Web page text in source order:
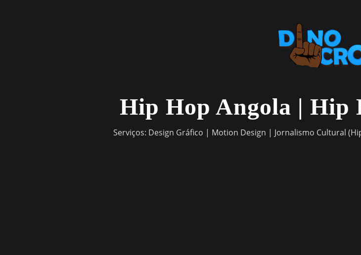
Hip Hop Angola | Hip
Serviços: Design Gráfico | Motion Design | Jornalismo Cultural